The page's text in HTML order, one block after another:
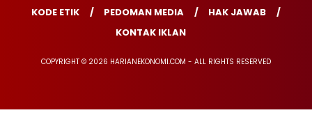
KODE ETIK
PEDOMAN MEDIA
HAK JAWAB
KONTAK IKLAN
COPYRIGHT © 2026 HARIANEKONOMI.COM - ALL RIGHTS RESERVED